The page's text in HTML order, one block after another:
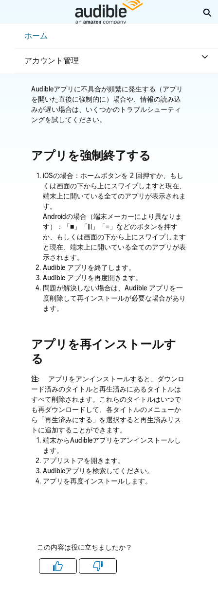
ホーム
アカウント管理
ホーム
アプリに不具合が発生
Audibleアプリに不具合が頻繁に発生する（アプリ
を開いた直後に強制的に）場合や、情報の読み込
みが遅い場合は、いくつかのトラブルシューティ
ングを試してください。
アプリを強制終了する
iOSの場合：ホームボタンを 2 回押すか、もし
くは画面の下から上にスワイプしますと現在、
端末上に開いている全てのアプリが表示されま
す。
Androidの場合（端末メーカーにより異なりま
す）：「■」「|||」「≡」などのボタンを押す
か、もしくは画面の下から上にスワイプします
と現在、端末上に開いている全てのアプリが表
示されます。
Audible アプリを終了します。
Audible アプリを再度開きます。
問題が解決しない場合は、Audible アプリを一
度削除して再インストールが必要な場合があり
ます。
アプリを再インストールす
る
注: アプリをアンインストールすると、ダウンロ
ード済みのタイトルと再生済みにあるタイトルは
すべて削除されます。これらのタイトルはいつで
も再ダウンロードして、各タイトルのメニューか
ら「再生済みにする」を選択すると再生済みリス
トに追加することができます。
端末からAudibleアプリをアンインストールし
ます。
アプリストアを開きます。
Audibleアプリを検索してください。
アプリを再度インストールします。
この内容は役に立ちましたか？
Like Dislike